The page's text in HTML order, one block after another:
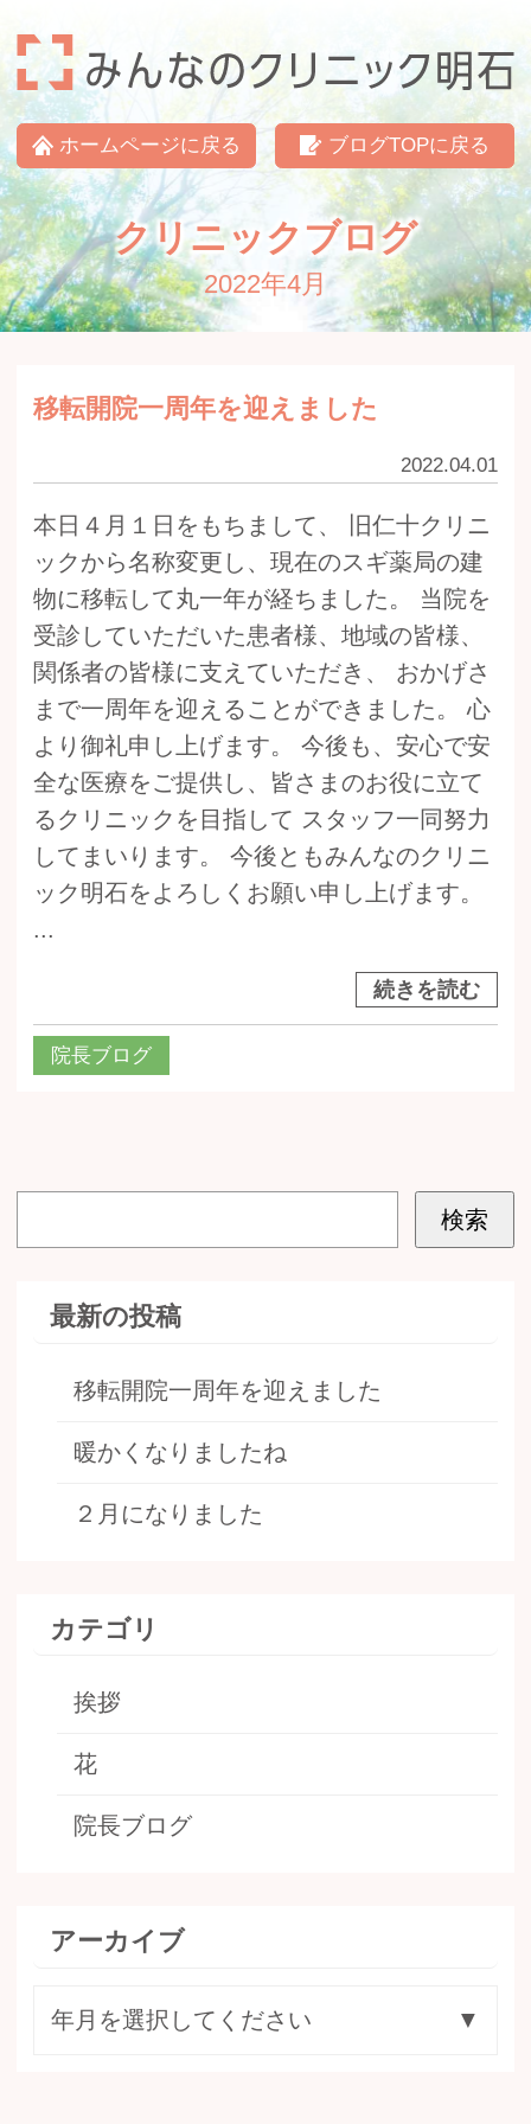
ホームページに戻る ブログTOPに戻る
クリニックブログ
2022年4月
移転開院一周年を迎えました
2022.04.01
本日４月１日をもちまして、 旧仁十クリニ
ックから名称変更し、現在のスギ薬局の建
物に移転して丸一年が経ちました。 当院を
受診していただいた患者様、地域の皆様、
関係者の皆様に支えていただき、 おかげさ
まで一周年を迎えることができました。 心
より御礼申し上げます。 今後も、安心で安
全な医療をご提供し、皆さまのお役に立て
るクリニックを目指して スタッフ一同努力
してまいります。 今後ともみんなのクリニ
ック明石をよろしくお願い申し上げます。
...
続きを読む
院長ブログ
最新の投稿
移転開院一周年を迎えました
暖かくなりましたね
２月になりました
カテゴリ
挨拶
花
院長ブログ
アーカイブ
年月を選択してください